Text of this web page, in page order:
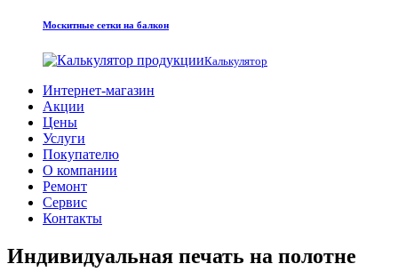
Москитные сетки на балкон
Калькулятор
Интернет-магазин
Акции
Цены
Услуги
Покупателю
О компании
Ремонт
Сервис
Контакты
Индивидуальная печать на полотне